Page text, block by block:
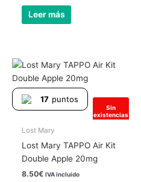
Leer más
Sin
existencias
17 puntos
Lost Mary
Lost Mary TAPPO Air Kit
Double Apple 20mg
8.50€ IVA incluido